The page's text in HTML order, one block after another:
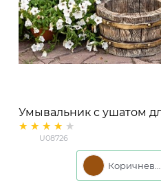
Умывальник с ушатом
U08726, под дерево
U08726